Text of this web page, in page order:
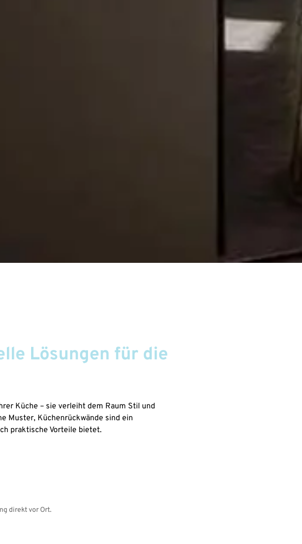
Lösungen für die
Küche – sie verleiht dem Raum Stil und
Muster, Küchenrückwände sind ein
praktische Vorteile bietet.
direkt vor Ort.